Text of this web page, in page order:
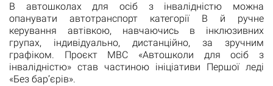
В автошколах для осіб з інвалідністю можна
опанувати автотранспорт категорії В й ручне
керування автівкою, навчаючись в інклюзивних
групах, індивідуально, дистанційно, за зручним
графіком. Проєкт МВС «Автошколи для осіб з
інвалідністю» став частиною ініціативи Першої леді
«Без бар’єрів».